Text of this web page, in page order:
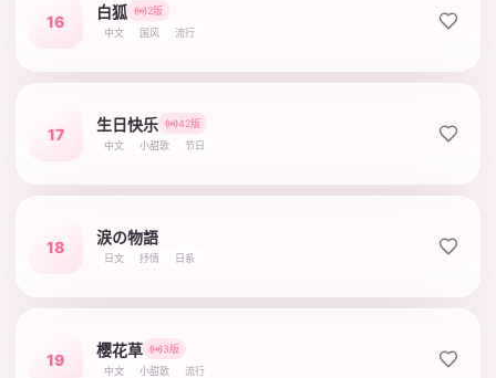
16
白狐
2版
中文
国风 流行
17
生日快乐
42版
中文
小甜歌 节日
18
涙の物語
日文 抒情 日系
19
樱花草
3版
中文
小甜歌 流行